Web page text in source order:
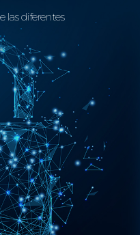
las diferentes